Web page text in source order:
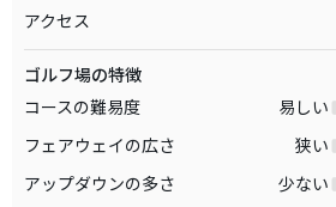
アクセス
ゴルフ場の特徴
コースの難易度
易しい
フェアウェイの広さ
狭い
アップダウンの多さ
少ない